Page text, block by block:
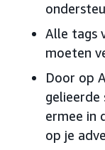
Alle tags
moeten
Door op
gelieerde
ermee in
op je